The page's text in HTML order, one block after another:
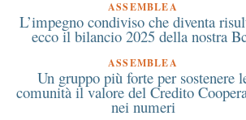
ASSEMBLEA
L’impegno condiviso che diventa
ecco il bilancio 2025 della nostra
ASSEMBLEA
Un gruppo più forte per sostenere
comunità il valore del Credito
nei numeri